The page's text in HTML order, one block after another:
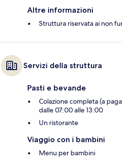
Altre informazioni
Struttura riservata ai non
Servizi della struttura
Pasti e bevande
Colazione completa (a
dalle 07:00 alle 13:00
Un ristorante
Viaggio con i bambini
Menu per bambini